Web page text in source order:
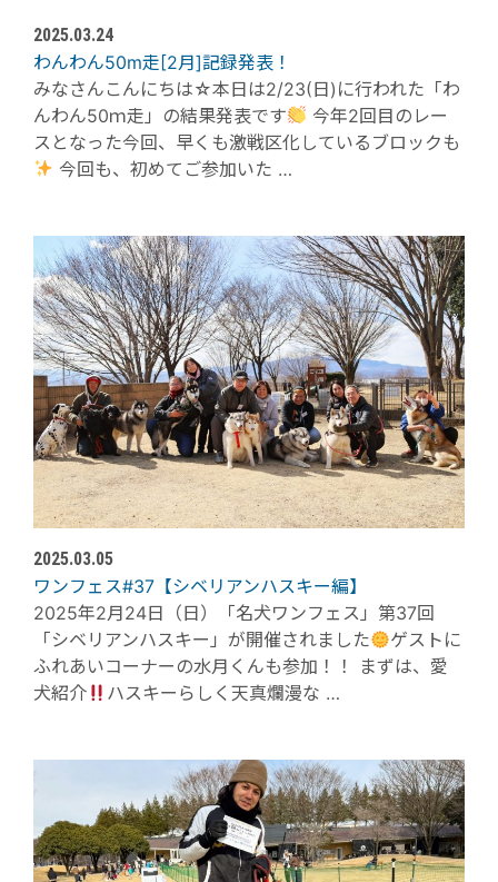
2025.03.24
わんわん50m走[2月]記録発表！
みなさんこんにちは☆本日は2/23(日)に行われた「わ
んわん50ｍ走」の結果発表です
今年2回目のレー
スとなった今回、早くも激戦区化しているブロックも
今回も、初めてご参加いた …
2025.03.05
ワンフェス#37【シベリアンハスキー編】
2025年2月24日（日）「名犬ワンフェス」第37回
「シベリアンハスキー」が開催されました
ゲストに
ふれあいコーナーの水月くんも参加！！ まずは、愛
犬紹介
ハスキーらしく天真爛漫な …